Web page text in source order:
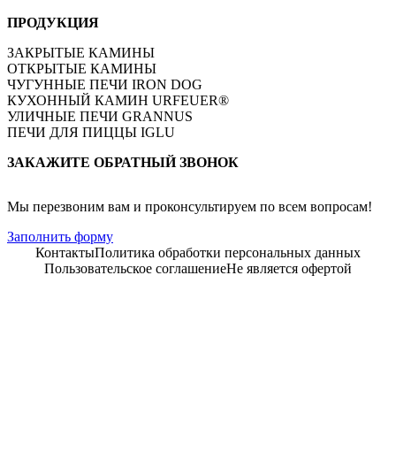
ПРОДУКЦИЯ
ЗАКРЫТЫЕ КАМИНЫ
ОТКРЫТЫЕ КАМИНЫ
ЧУГУННЫЕ ПЕЧИ IRON DOG
КУХОННЫЙ КАМИН URFEUER®
УЛИЧНЫЕ ПЕЧИ GRANNUS
ПЕЧИ ДЛЯ ПИЦЦЫ IGLU
ЗАКАЖИТЕ ОБРАТНЫЙ ЗВОНОК
Мы перезвоним вам и проконсультируем по всем вопросам!
Заполнить форму
КонтактыПолитика обработки персональных данных
Пользовательское соглашениеНе является офертой